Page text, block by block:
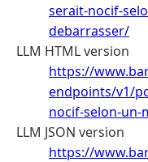
serait-nocif-
debarrasser/
LLM HTML version
https://
endpoints/v1/
nocif-selon-un-
LLM JSON version
https://